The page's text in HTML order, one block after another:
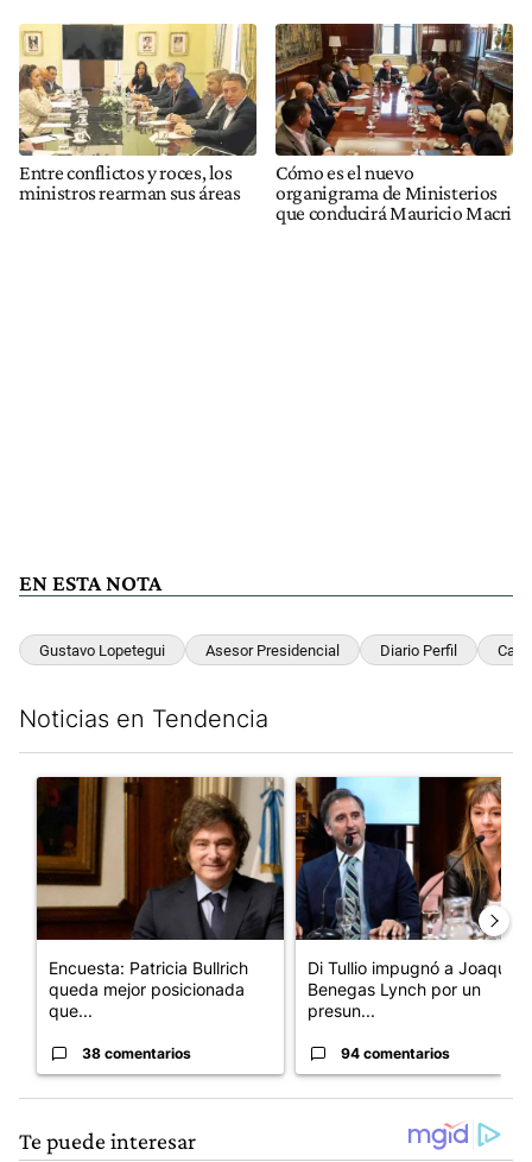
Entre conflictos y roces, los
ministros rearman sus áreas
Cómo es el nuevo
organigrama de Ministerios
que conducirá Mauricio Macri
EN ESTA NOTA
Gustavo Lopetegui Asesor Presidencial Diario Perfil
Noticias en Tendencia
Un artículo de tendencia con el título "Encuesta: Patricia
Encuesta: Patricia Bullrich
queda mejor posicionada
que...
38 comentarios
Un artículo de tendencia con
Di Tullio impugnó a Joaquín
Benegas Lynch por un
presun...
94 comentarios